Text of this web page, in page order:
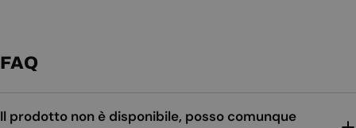
FAQ
Il prodotto non è disponibile, posso comunque